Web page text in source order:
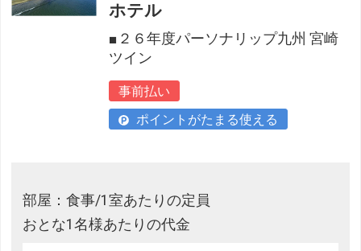
ホテル
■２６年度パーソナリップ九州 宮崎
ツイン
事前払い
ポイントがたまる使える
部屋：食事/1室あたりの定員
おとな1名様あたりの代金